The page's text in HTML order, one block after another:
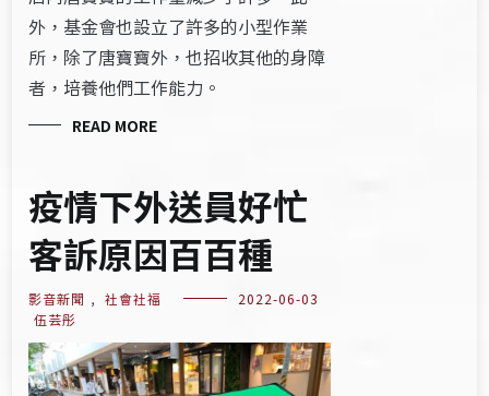
外，基金會也設立了許多的小型作業
所，除了唐寶寶外，也招收其他的身障
者，培養他們工作能力。
READ MORE
疫情下外送員好忙
客訴原因百百種
影音新聞 , 社會社福
2022-06-03
伍芸彤